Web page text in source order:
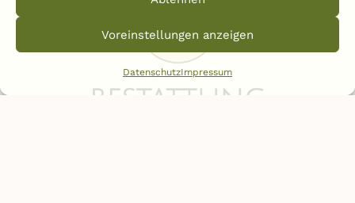
Voreinstellungen anzeigen
DatenschutzImpressum